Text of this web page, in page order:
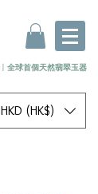
〡 全球首個天然翡翠玉器
HKD (HK$)